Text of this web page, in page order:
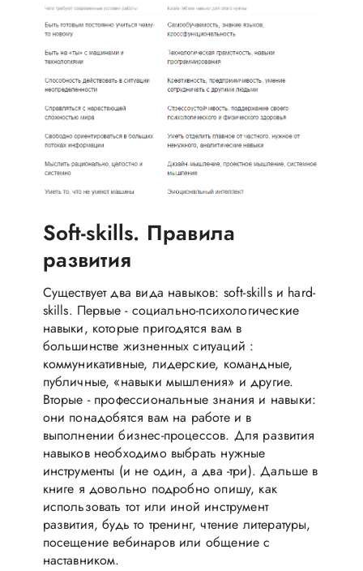
Soft-skills. Правила
развития
Существует два вида навыков: soft-skills и hard-
skills. Первые - социально-психологические
навыки, которые пригодятся вам в
большинстве жизненных ситуаций :
коммуникативные, лидерские, командные,
публичные, «навыки мышления» и другие.
Вторые - профессиональные знания и навыки:
они понадобятся вам на работе и в
выполнении бизнес-процессов. Для развития
навыков необходимо выбрать нужные
инструменты (и не один, а два -три). Дальше в
книге я довольно подробно опишу, как
использовать тот или иной инструмент
развития, будь то тренинг, чтение литературы,
посещение вебинаров или общение с
наставником.